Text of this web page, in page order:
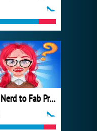
From Nerd to Fab Prom Edition